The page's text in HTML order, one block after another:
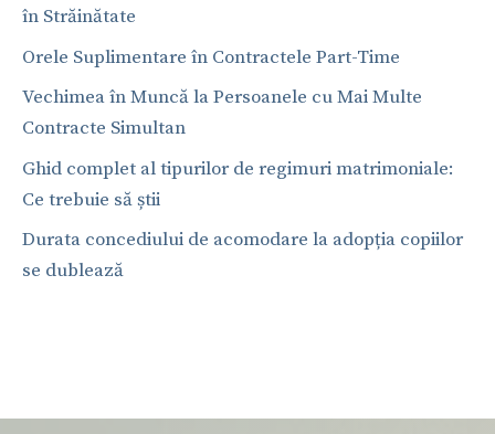
în Străinătate
Orele Suplimentare în Contractele Part-Time
Vechimea în Muncă la Persoanele cu Mai Multe
Contracte Simultan
Ghid complet al tipurilor de regimuri matrimoniale:
Ce trebuie să știi
Durata concediului de acomodare la adopția copiilor
se dublează